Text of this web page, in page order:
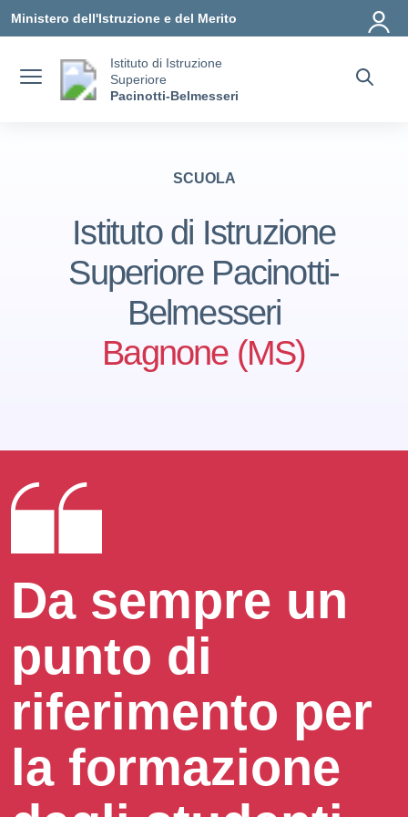
Ministero dell'Istruzione e del Merito
Istituto di Istruzione
Superiore
Pacinotti-Belmesseri
SCUOLA
Istituto di Istruzione
Superiore Pacinotti-
Belmesseri
Bagnone (MS)
Da sempre un
punto di
riferimento per
la formazione